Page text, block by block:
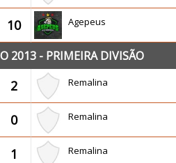
10 Agepeus
2013 - PRIMEIRA DIVISÃO
2 Remalina
0 Remalina
1 Remalina